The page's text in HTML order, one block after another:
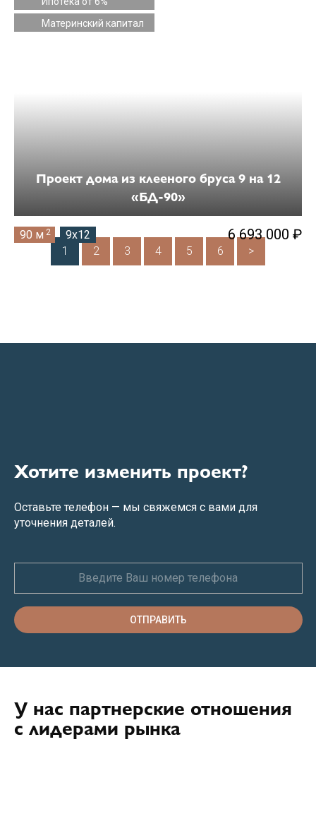
Материнский капитал
Проект дома из клееного бруса 9 на 12
«БД-90»
90 м 2 9x12 6 693 000 ₽
1 2 3 4 5 6 >
Хотите изменить проект?
Оставьте телефон — мы свяжемся с вами для
уточнения деталей.
ОТПРАВИТЬ
У нас партнерские отношения
с лидерами рынка